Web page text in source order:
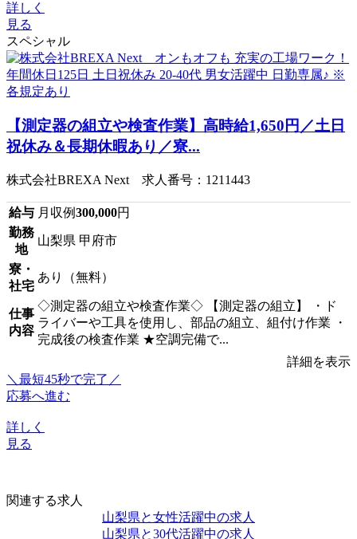
詳しく
見る
スペシャル
【測定器の組立や検査作業】高時給1,650円／土日
祝休み＆長期休暇あり／寮...
株式会社BREXA Next 求人番号：1211443
給与 月収例300,000円
勤務
地
山梨県 甲府市
寮・
社宅
あり（無料）
仕事
内容
◇測定器の組立や検査作業◇ 【測定器の組立】 ・ド
ライバーや工具を使用し、部品の組立、組付け作業 ・
完成後の検査作業 ★空調完備で...
詳細を表示
＼最短45秒で完了／
応募へ進む
詳しく
見る
関連する求人
山梨県と女性活躍中の求人
山梨県と30代活躍中の求人